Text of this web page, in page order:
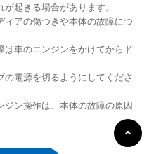
起きる場合があります。
アの傷つきや本体の故障につ
は車のエンジンをかけてからド
電源を切るようにしてくださ
ン操作は、本体の故障の原因